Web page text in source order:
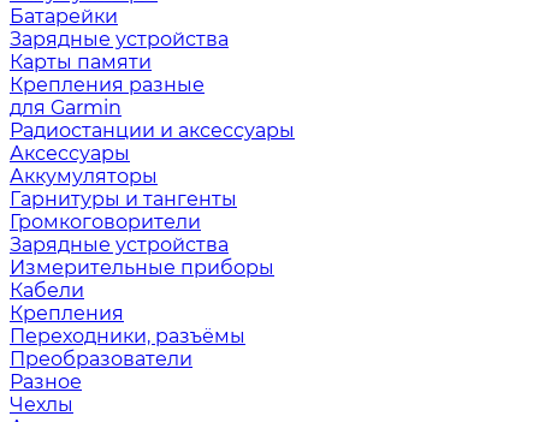
Батарейки
Зарядные устройства
Карты памяти
Крепления разные
для Garmin
Радиостанции и аксессуары
Аксессуары
Аккумуляторы
Гарнитуры и тангенты
Громкоговорители
Зарядные устройства
Измерительные приборы
Кабели
Крепления
Переходники, разъёмы
Преобразователи
Разное
Чехлы